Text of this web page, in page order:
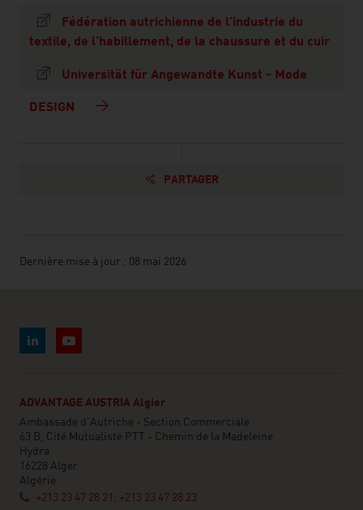
Fédération autrichienne de l’industrie du
textile, de l’habillement, de la chaussure et du cuir
Universität für Angewandte Kunst - Mode
DESIGN
PARTAGER
Dernière mise à jour : 08 mai 2026
ADVANTAGE AUSTRIA Algier
Ambassade d'Autriche - Section Commerciale
63 B, Cité Mutualiste PTT - Chemin de la Madeleine
Hydra
16228 Alger
Algérie
+213 23 47 28 21, +213 23 47 28 23